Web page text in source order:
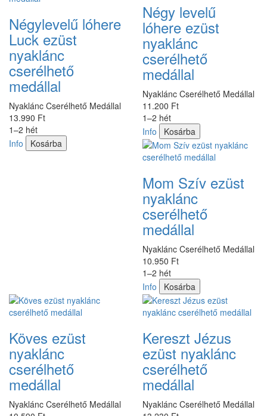
Négylevelű lóhere
Luck ezüst
nyaklánc
cserélhető
medállal
Nyaklánc Cserélhető Medállal
13.990 Ft
1–2 hét
Info
Kosárba
Négy levelű
lóhere ezüst
nyaklánc
cserélhető
medállal
Nyaklánc Cserélhető Medállal
11.200 Ft
1–2 hét
Info
Kosárba
Mom Szív ezüst
nyaklánc
cserélhető
medállal
Nyaklánc Cserélhető Medállal
10.950 Ft
1–2 hét
Info
Kosárba
Köves ezüst
nyaklánc
cserélhető
medállal
Nyaklánc Cserélhető Medállal
Kereszt Jézus
ezüst nyaklánc
cserélhető
medállal
Nyaklánc Cserélhető Medállal